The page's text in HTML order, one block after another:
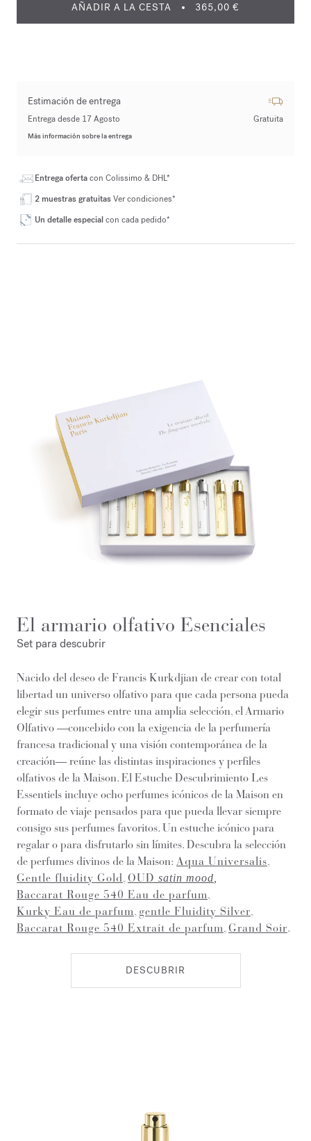
AÑADIR A LA CESTA 365,00 €
Estimación de entrega
Entrega desde 17 Agosto Gratuita
Más información sobre la entrega
Entrega ofertacon Colissimo & DHL*
2 muestras gratuitasVer condiciones*
Un detalle especialcon cada pedido*
El armario olfativo Esenciales
Set para descubrir
Nacido del deseo de Francis Kurkdjian de crear con total
libertad un universo olfativo para que cada persona pueda
elegir sus perfumes entre una amplia selección, el Armario
Olfativo —concebido con la exigencia de la perfumería
francesa tradicional y una visión contemporánea de la
creación— reúne las distintas inspiraciones y perfiles
olfativos de la Maison. El Estuche Descubrimiento Les
Essentiels incluye ocho perfumes icónicos de la Maison en
formato de viaje pensados para que pueda llevar siempre
consigo sus perfumes favoritos. Un estuche icónico para
regalar o para disfrutarlo sin límites. Descubra la selección
de perfumes divinos de la Maison: Aqua Universalis,
Gentle fluidity Gold,OUD satin mood
Baccarat Rouge 540 Eau de parfum,
Kurky Eau de parfum,gentle Fluidity Silver,
Baccarat Rouge 540 Extrait de parfum,Grand Soir.
DESCUBRIR